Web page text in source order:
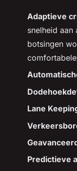
Adaptieve
snelheid aan
botsingen
Lane
Predictieve